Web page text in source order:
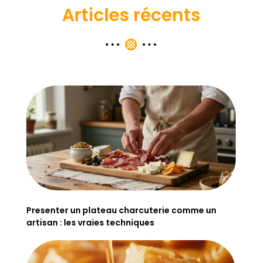
Articles récents
Presenter un plateau charcuterie comme un
artisan : les vraies techniques